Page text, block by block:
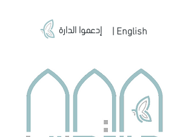
إدعموا الدارة | English